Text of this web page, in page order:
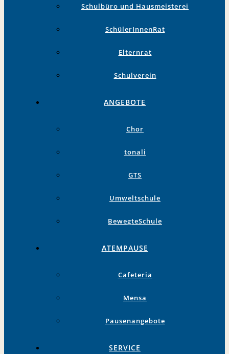
Schulbüro und Hausmeisterei
SchülerInnenRat
Elternrat
Schulverein
ANGEBOTE
Chor
tonali
GTS
Umweltschule
BewegteSchule
ATEMPAUSE
Cafeteria
Mensa
Pausenangebote
SERVICE